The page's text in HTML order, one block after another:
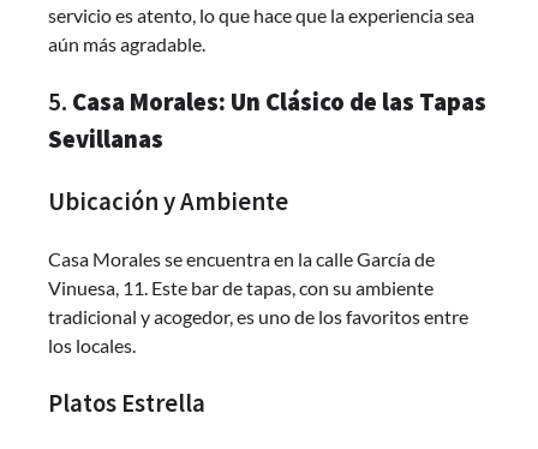
servicio es atento, lo que hace que la experiencia sea
aún más agradable.
5. Casa Morales: Un Clásico de las Tapas
Sevillanas
Ubicación y Ambiente
Casa Morales se encuentra en la calle García de
Vinuesa, 11. Este bar de tapas, con su ambiente
tradicional y acogedor, es uno de los favoritos entre
los locales.
Platos Estrella